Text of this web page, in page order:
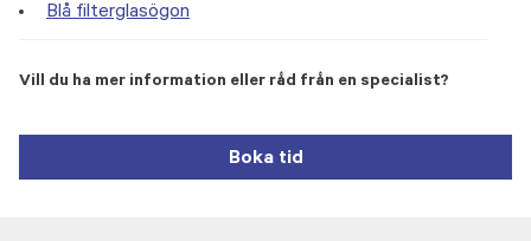
Blå filterglasögon
Vill du ha mer information eller råd från en specialist?
Boka tid